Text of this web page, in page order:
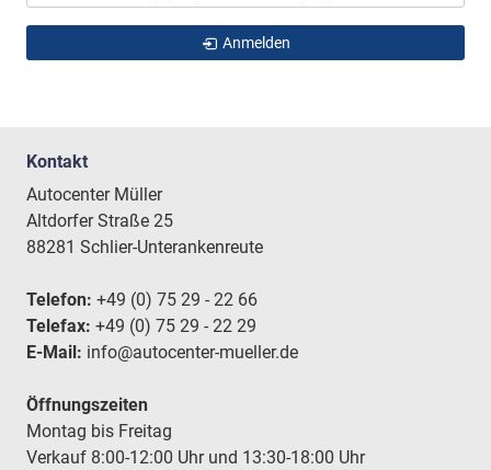
Anmelden
Kontakt
Autocenter Müller
Altdorfer Straße 25
88281 Schlier-Unterankenreute
Telefon: +49 (0) 75 29 - 22 66
Telefax: +49 (0) 75 29 - 22 29
E-Mail: info@autocenter-mueller.de
Öffnungszeiten
Montag bis Freitag
Verkauf 8:00-12:00 Uhr und 13:30-18:00 Uhr